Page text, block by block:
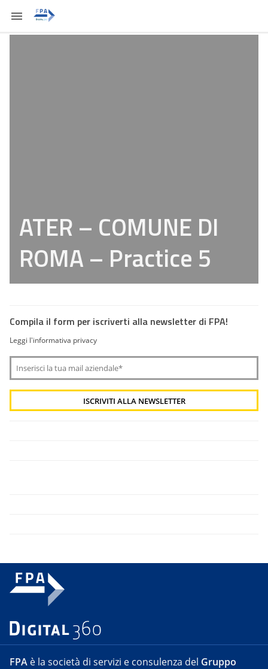
ATER – COMUNE DI
ROMA – Practice 5
Compila il form per iscriverti alla newsletter di FPA!
Leggi l'informativa privacy
FPA è la società di servizi e consulenza del Gruppo